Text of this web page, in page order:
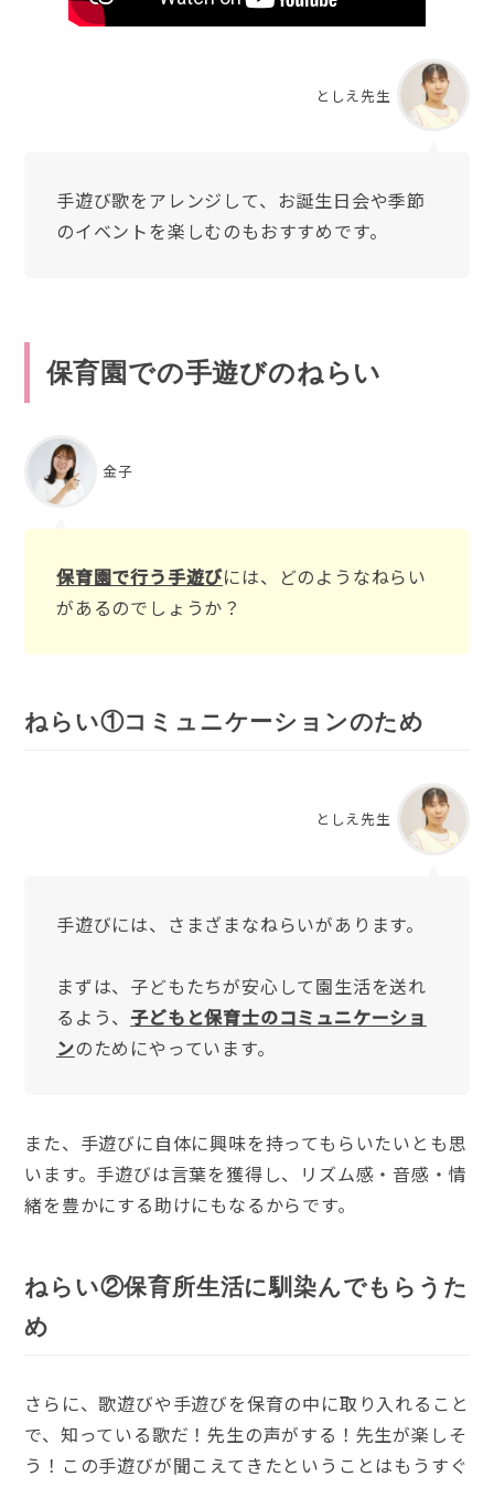
としえ先生
手遊び歌をアレンジして、お誕生日会や季節
のイベントを楽しむのもおすすめです。
保育園での手遊びのねらい
金子
保育園で行う手遊びには、どのようなねらい
があるのでしょうか？
ねらい①コミュニケーションのため
としえ先生
手遊びには、さまざまなねらいがあります。
まずは、子どもたちが安心して園生活を送れ
るよう、 子どもと保育士のコミュニケーショ
ンのためにやっています。
また、手遊びに自体に興味を持ってもらいたいとも思
います。手遊びは言葉を獲得し、リズム感・音感・情
緒を豊かにする助けにもなるからです。
ねらい②保育所生活に馴染んでもらうた
め
さらに、歌遊びや手遊びを保育の中に取り入れること
で、知っている歌だ！先生の声がする！先生が楽しそ
う！この手遊びが聞こえてきたということはもうすぐ